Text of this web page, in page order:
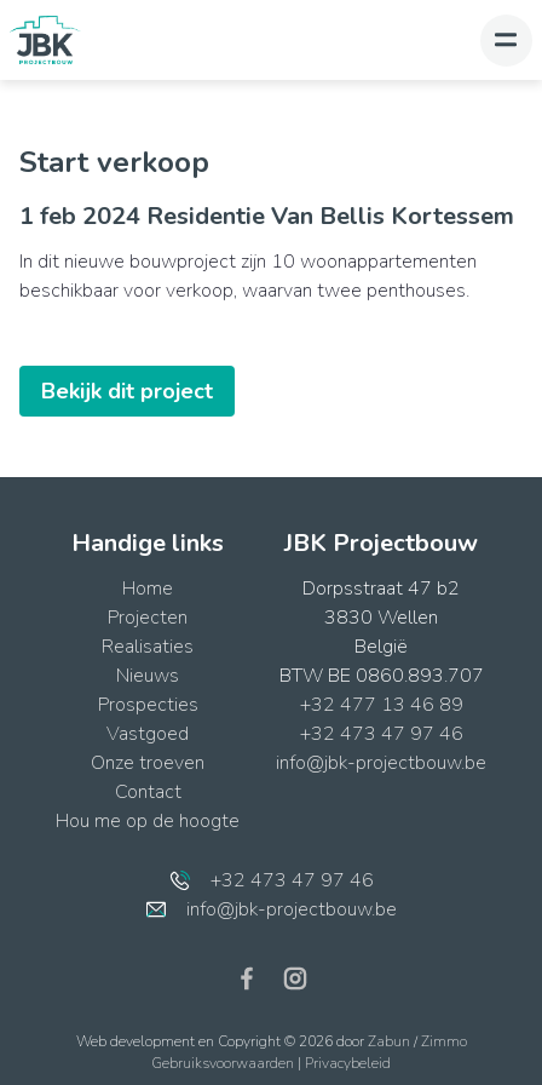
Start verkoop
1 feb 2024 Residentie Van Bellis Kortessem
In dit nieuwe bouwproject zijn 10 woonappartementen
beschikbaar voor verkoop, waarvan twee penthouses.
Bekijk dit project
Handige links
Home
Projecten
Realisaties
Nieuws
Prospecties
Vastgoed
Onze troeven
Contact
Hou me op de hoogte
JBK Projectbouw
Dorpsstraat 47 b2
3830 Wellen
België
BTW BE 0860.893.707
+32 477 13 46 89
+32 473 47 97 46
info@jbk-projectbouw.be
+32 473 47 97 46
info@jbk-projectbouw.be
Web development en Copyright © 2026 doorZabun /Zimmo
Gebruiksvoorwaarden | Privacybeleid